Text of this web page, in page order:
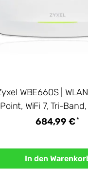
WBE660S |
Point, WiFi 7, Tri-
684,99 €*
In den